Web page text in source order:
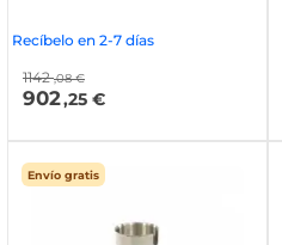
Recíbelo en 2-7 días
1142 ,08 €
902,25 €
Envío gratis